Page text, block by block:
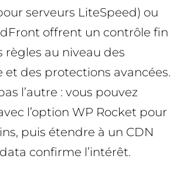
serveurs LiteSpeed) ou
offrent un contrôle fin
règles au niveau des
et des protections avancées.
l’autre : vous pouvez
l’option WP Rocket pour
puis étendre à un CDN
confirme l’intérêt.